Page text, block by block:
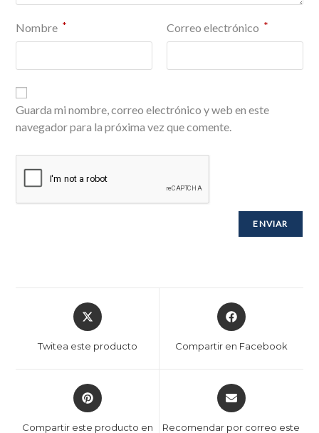
Nombre * Correo electrónico *
Guarda mi nombre, correo electrónico y web en este
navegador para la próxima vez que comente.
Twitea este producto Compartir en Facebook
Compartir este producto en Recomendar por correo este